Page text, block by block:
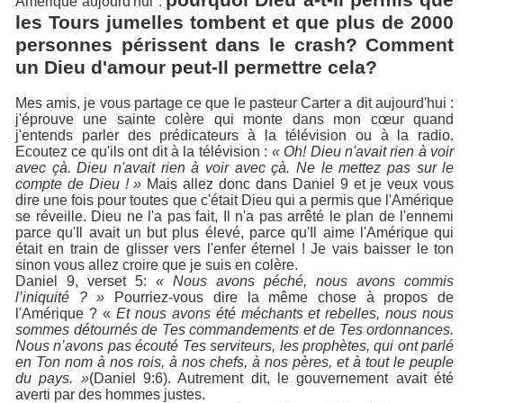
les Tours jumelles tombent et que plus de 2000
personnes périssent dans le crash? Comment
un Dieu d'amour peut-Il permettre cela?
Mes amis, je vous partage ce que le pasteur Carter a dit aujourd'hui :
j'éprouve une sainte colère qui monte dans mon cœur quand
j'entends parler des prédicateurs à la télévision ou à la radio.
Ecoutez ce qu'ils ont dit à la télévision : « Oh! Dieu n'avait rien à voir
avec çà. Dieu n'avait rien à voir avec çà. Ne le mettez pas sur le
compte de Dieu ! » Mais allez donc dans Daniel 9 et je veux vous
dire une fois pour toutes que c'était Dieu qui a permis que l'Amérique
se réveille. Dieu ne l'a pas fait, Il n'a pas arrêté le plan de l'ennemi
parce qu'Il avait un but plus élevé, parce qu'Il aime l'Amérique qui
était en train de glisser vers l'enfer éternel ! Je vais baisser le ton
sinon vous allez croire que je suis en colère.
Daniel 9, verset 5:« Nous avons péché, nous avons commis
l’iniquité ? » Pourriez-vous dire la même chose à propos de
l'Amérique ? « Et nous avons été méchants et rebelles, nous nous
sommes détournés de Tes commandements et de Tes ordonnances.
Nous n’avons pas écouté Tes serviteurs, les prophètes, qui ont parlé
en Ton nom à nos rois, à nos chefs, à nos pères, et à tout le peuple
du pays. »(Daniel 9:6). Autrement dit, le gouvernement avait été
averti par des hommes justes.